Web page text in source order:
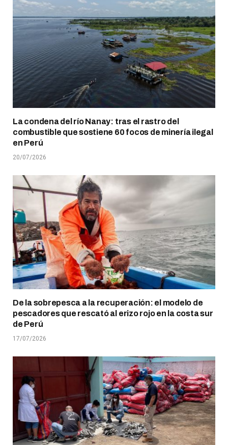
La condena del río Nanay: tras el rastro del
combustible que sostiene 60 focos de minería ilegal
en Perú
20/07/2026
De la sobrepesca a la recuperación: el modelo de
pescadores que rescató al erizo rojo en la costa sur
de Perú
17/07/2026